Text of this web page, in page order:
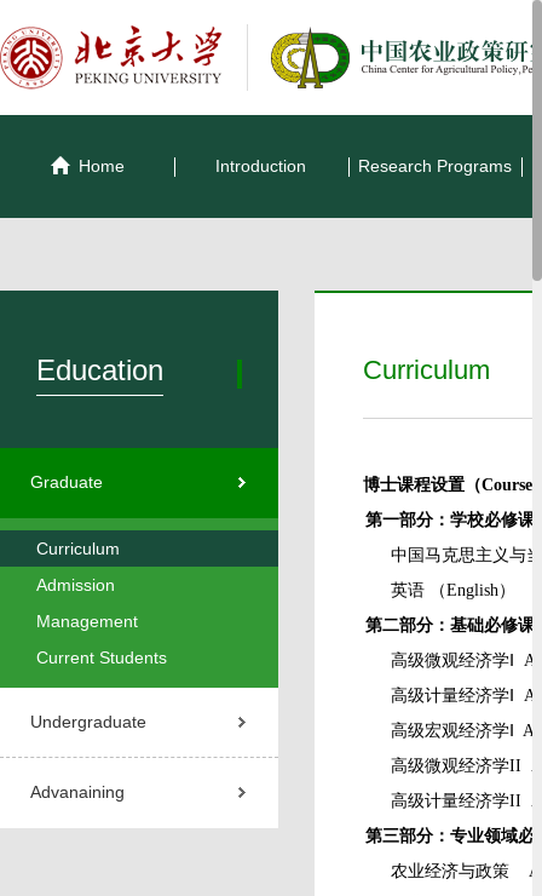
Home Introduction Research Programs
Education
Graduate
Curriculum
Admission
Management
Current Students
Undergraduate
Advanaining
Curriculum
博士课程设置（Course
第一部分：学校必修课
中国马克思主义与
英语
（English）
第二部分：基础必修课
高级微观经济学Ⅰ
高级计量经济学Ⅰ
高级宏观经济学Ⅰ
高级微观经济学II
高级计量经济学II
第三部分：专业领域必
农业经济与政策